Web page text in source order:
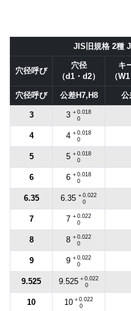
JIS旧規格 2種
穴径呼び
穴径
（d1・d2）
キ
（
穴径呼び 公差H7,H8 公
3 3 ＋0.018
0
4 4 ＋0.018
0
5 5 ＋0.018
0
6 6 ＋0.018
0
6.35 6.35 ＋0.022
0
7 7 ＋0.022
0
8 8 ＋0.022
0
9 9 ＋0.022
0
9.525 9.525 ＋0.022
0
10 10 ＋0.022
0